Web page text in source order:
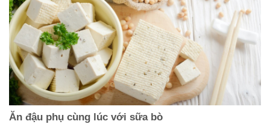
Ăn đậu phụ cùng lúc với sữa bò